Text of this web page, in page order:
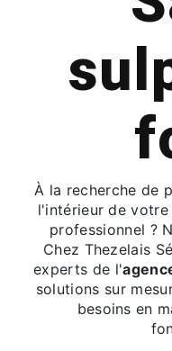
À la recherche de
l'intérieur de
professionnel ?
Chez Thezelais
experts de l'
solutions sur
besoins en